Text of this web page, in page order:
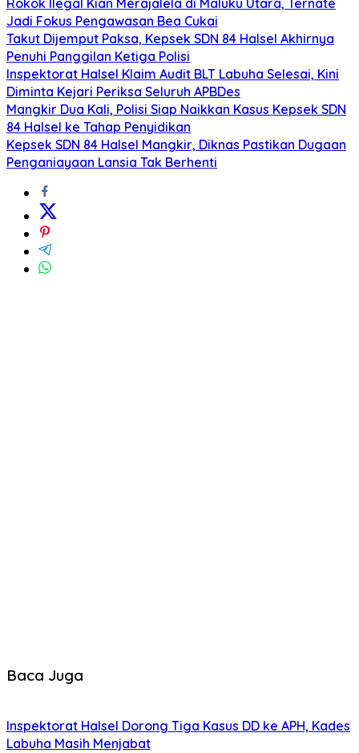
Jadi Fokus Pengawasan Bea Cukai
Takut Dijemput Paksa, Kepsek SDN 84 Halsel Akhirnya
Penuhi Panggilan Ketiga Polisi
Inspektorat Halsel Klaim Audit BLT Labuha Selesai, Kini
Diminta Kejari Periksa Seluruh APBDes
Mangkir Dua Kali, Polisi Siap Naikkan Kasus Kepsek SDN
84 Halsel ke Tahap Penyidikan
Kepsek SDN 84 Halsel Mangkir, Diknas Pastikan Dugaan
Penganiayaan Lansia Tak Berhenti
Baca Juga
Inspektorat Halsel Dorong Tiga Kasus DD ke APH, Kades
Labuha Masih Menjabat